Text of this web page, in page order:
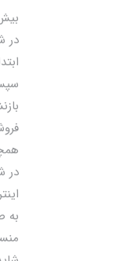
در
به